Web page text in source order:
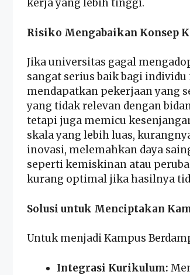
kerja yang lebih tinggi.
Risiko Mengabaikan Konsep
Jika universitas gagal
sangat serius baik bagi
mendapatkan pekerjaan yang
yang tidak relevan dengan
tetapi juga memicu
skala yang lebih luas,
inovasi, melemahkan daya
seperti kemiskinan atau
kurang optimal jika hasilnya
Solusi untuk Menciptakan
Untuk menjadi Kampus
Integrasi Kurikulum: